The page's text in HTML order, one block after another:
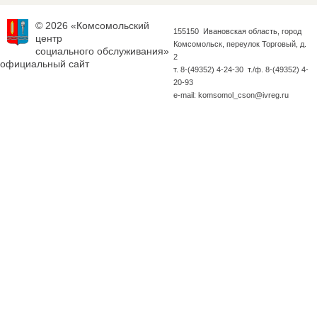
© 2026 «Комсомольский
центр
социального обслуживания»
официальный сайт
155150 Ивановская область, город
Комсомольск, переулок Торговый, д.
2
т. 8-(49352) 4-24-30 т./ф. 8-(49352) 4-
20-93
e-mail: komsomol_cson@ivreg.ru